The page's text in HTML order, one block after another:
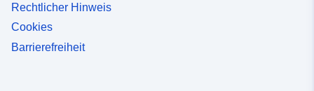
Rechtlicher Hinweis
Cookies
Barrierefreiheit